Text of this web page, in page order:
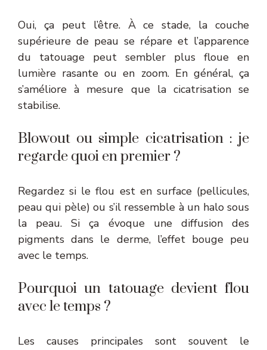
Oui, ça peut l’être. À ce stade, la couche
supérieure de peau se répare et l’apparence
du tatouage peut sembler plus floue en
lumière rasante ou en zoom. En général, ça
s’améliore à mesure que la cicatrisation se
stabilise.
Blowout ou simple cicatrisation : je
regarde quoi en premier ?
Regardez si le flou est en surface (pellicules,
peau qui pèle) ou s’il ressemble à un halo sous
la peau. Si ça évoque une diffusion des
pigments dans le derme, l’effet bouge peu
avec le temps.
Pourquoi un tatouage devient flou
avec le temps ?
Les causes principales sont souvent le